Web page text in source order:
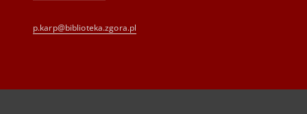
p.karp@biblioteka.zgora.pl